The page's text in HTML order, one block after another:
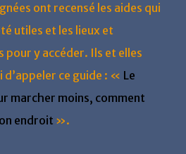
ont recensé les aides qui
utiles et les lieux et
pour y accéder. Ils et elles
d’appeler ce guide : « Le
marcher moins, comment
endroit ».